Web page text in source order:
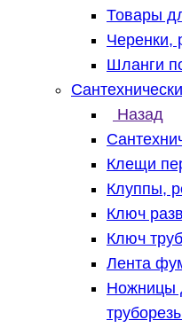
Товары
Черенки,
Шланги
Назад
Клещи
Клуппы,
Ключ
Ключ
Лента
Ножницы